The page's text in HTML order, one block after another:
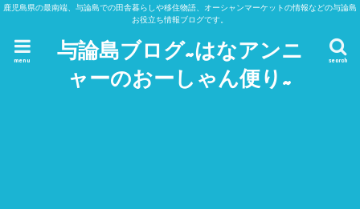
鹿児島県の最南端、与論島での田舎暮らしや移住物語、オーシャンマーケットの情報などの与論島
お役立ち情報ブログです。
与論島ブログ~はなアンニ
ャーのおーしゃん便り~
search
menu